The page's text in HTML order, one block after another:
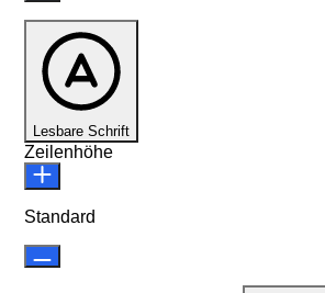
Lesbare Schrift
Zeilenhöhe
Standard